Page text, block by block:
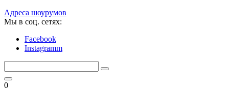
Адреса шоурумов
Мы в соц. сетях:
Facebook
Instagramm
0